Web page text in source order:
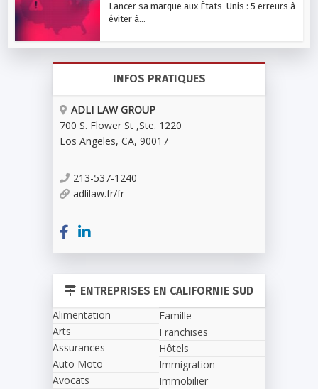
Lancer sa marque aux États-Unis : 5 erreurs à
éviter à...
INFOS PRATIQUES
ADLI LAW GROUP
700 S. Flower St ,Ste. 1220
Los Angeles, CA, 90017
213-537-1240
adlilaw.fr/fr
ENTREPRISES EN CALIFORNIE SUD
Alimentation
Arts
Assurances
Auto Moto
Avocats
Famille
Franchises
Hôtels
Immigration
Immobilier